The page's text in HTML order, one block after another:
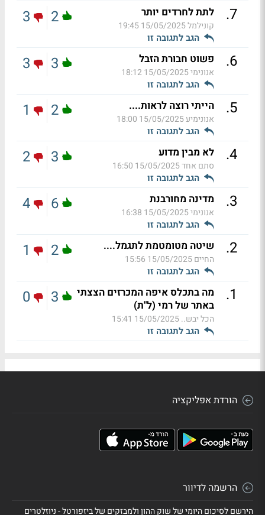
7
. לתת לחרדים יותר
קונילמל15/05/2025 19:45
הגב לתגובה זו
2
3
6
. פשוט חבורת הזבל
אנונימי15/05/2025 18:12
הגב לתגובה זו
3
3
5
. הייתי רוצה לראות....
אנונימיע15/05/2025 18:00
הגב לתגובה זו
2
1
4
. לא מבין מדוע
סתם אחד15/05/2025 16:50
הגב לתגובה זו
3
2
3
. מדינה מחורבנת
אנונימי15/05/2025 16:38
הגב לתגובה זו
6
4
2
. שיטה מטומטמת לתגמל....
החיים15/05/2025 15:56
הגב לתגובה זו
2
1
1
.
מה בתכלס איפה המכרזים הצצתי
באתר של רמי (ל"ת)
הכל יבש..15/05/2025 15:41
הגב לתגובה זו
3
0
הורדת אפליקציה
הרשמה לדיוור
הירשם לסיכום היומי של שוק ההון ולמבזקים של ביזפורטל - ניוזלטרים